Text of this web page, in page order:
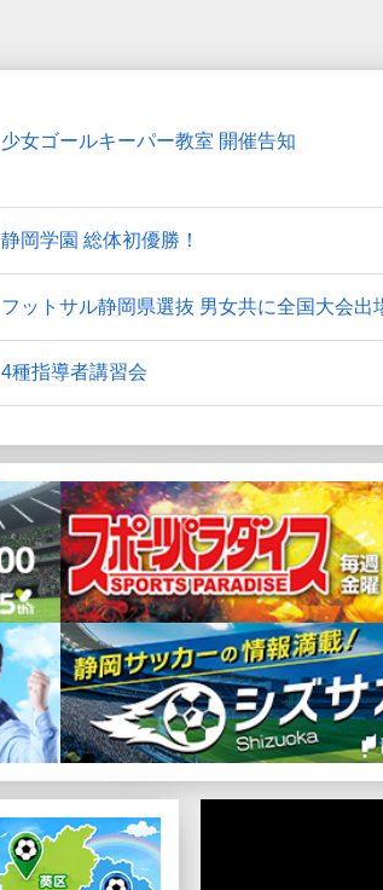
少女ゴールキーパー教室 開催告知
静岡学園 総体初優勝！
フットサル静岡県選抜 男女共に全国大会出
4種指導者講習会